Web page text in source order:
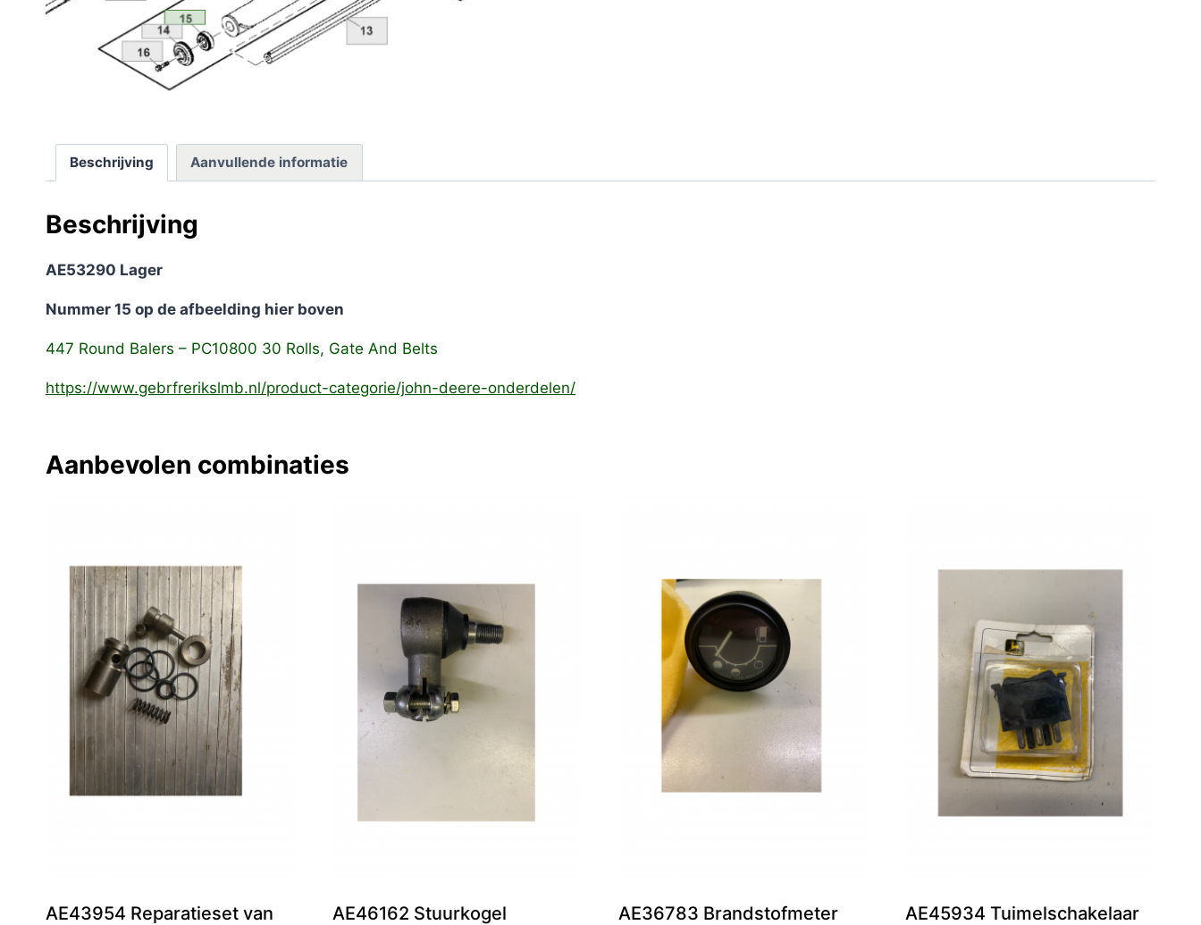
Beschrijving Aanvullende informatie
Beschrijving
AE53290 Lager
Nummer 15 op de afbeelding hier boven
447 Round Balers – PC10800 30 Rolls, Gate And Belts
https://www.gebrfrerikslmb.nl/product-categorie/john-deere-onderdelen/
Aanbevolen combinaties
AE43954 Reparatieset van
AE46162 Stuurkogel AE36783 Brandstofmeter AE45934 Tuimelschakelaar